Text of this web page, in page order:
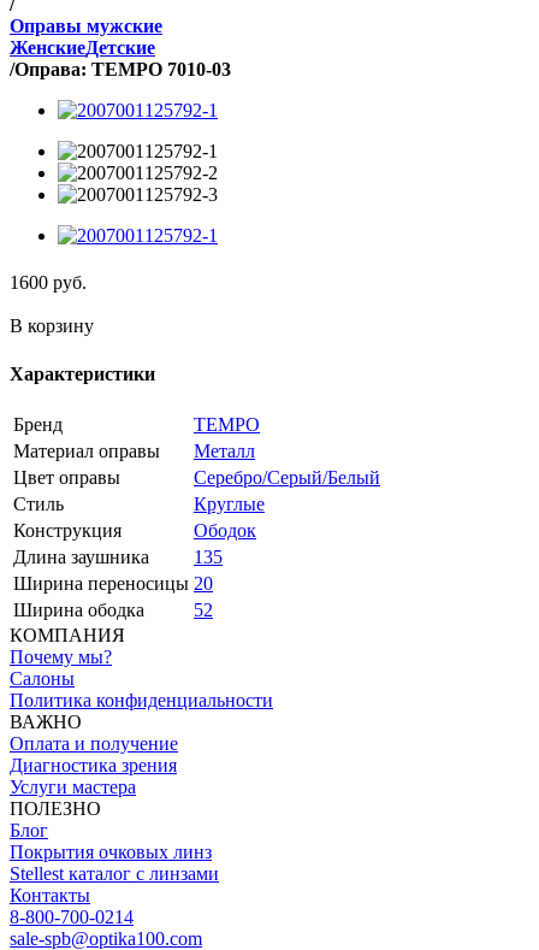
/
Оправы мужские
ЖенскиеДетские
/Оправа: TEMPO 7010-03
1600 руб.
В корзину
Характеристики
Бренд
TEMPO
Материал оправы
Металл
Цвет оправы
Серебро/Серый/Белый
Стиль
Круглые
Конструкция
Ободок
Длина заушника
135
Ширина переносицы 20
Ширина ободка
52
КОМПАНИЯ
Почему мы?
Салоны
Политика конфиденциальности
ВАЖНО
Оплата и получение
Диагностика зрения
Услуги мастера
ПОЛЕЗНО
Блог
Покрытия очковых линз
Stellest каталог с линзами
Контакты
8-800-700-0214
sale-spb@optika100.com